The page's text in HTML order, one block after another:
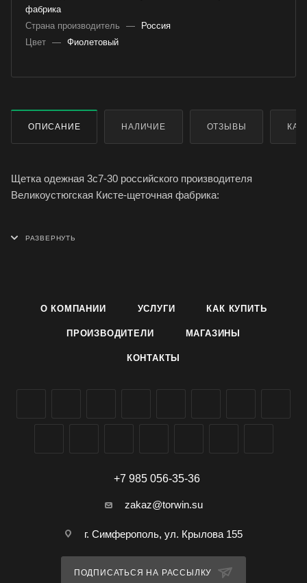
фабрика
Страна производитель
—
Россия
Цвет — Фиолетовый
ОПИСАНИЕ НАЛИЧИЕ ОТЗЫВЫ
Щетка одежная 3с7-30 российского производителя
Великоустюгская Кисте-щеточная фабрика:
тисненияО КОМПАНИИ УСЛУГИ КАК КУПИТЬ
ПРОИЗВОДИТЕЛИ МАГАЗИНЫ
КОНТАКТЫ
+7 985 056-35-36
zakaz@torwin.su
г. Симферополь, ул. Крылова 155
ПОДПИСАТЬСЯ НА РАССЫЛКУ